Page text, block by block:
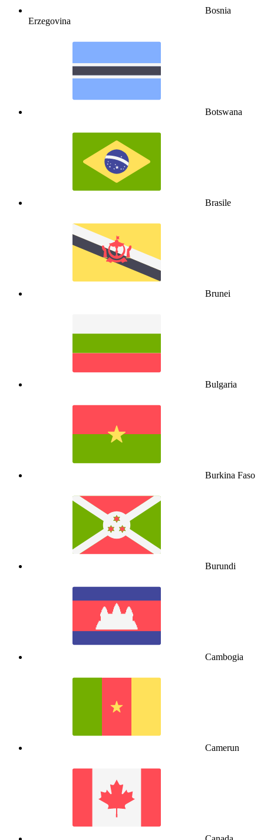
Bosnia
Erzegovina
Botswana
Brasile
Brunei
Bulgaria
Burkina Faso
Burundi
Cambogia
Camerun